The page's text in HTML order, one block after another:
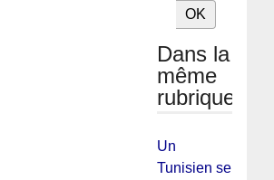
Dans la
même
rubrique
Un
Tunisien se